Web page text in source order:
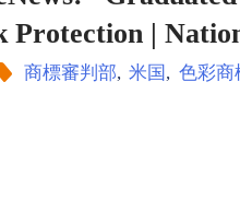
Protection |
商標審判部, 米国 , 色彩商